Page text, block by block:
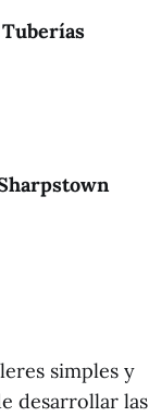
simples y
desarrollar las